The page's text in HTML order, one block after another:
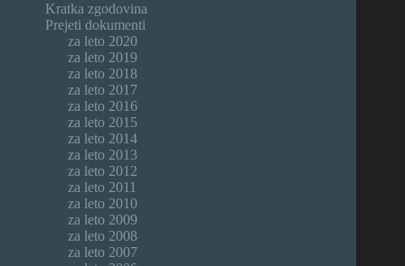
Kratka zgodovina
Prejeti dokumenti
za leto 2020
za leto 2019
za leto 2018
za leto 2017
za leto 2016
za leto 2015
za leto 2014
za leto 2013
za leto 2012
za leto 2011
za leto 2010
za leto 2009
za leto 2008
za leto 2007